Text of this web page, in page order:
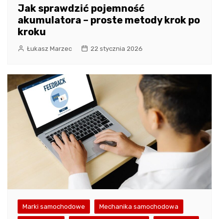
Jak sprawdzić pojemność
akumulatora – proste metody krok po
kroku
Łukasz Marzec 22 stycznia 2026
Marki samochodowe Mechanika samochodowa